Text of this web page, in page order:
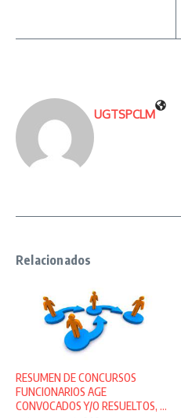
UGTSPCLM
Relacionados
RESUMEN DE CONCURSOS
FUNCIONARIOS AGE
CONVOCADOS Y/O RESUELTOS, ...